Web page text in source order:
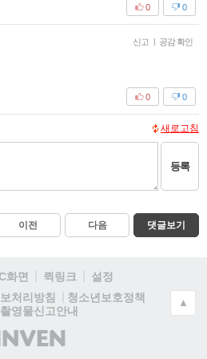
0
0
신고 | 공감 확인
0
0
새로고침
등록
이전 다음 댓글보기
화면 퀵링크
설정
처리방침
청소년보호정책
영물신고안내
(주)
인
▲